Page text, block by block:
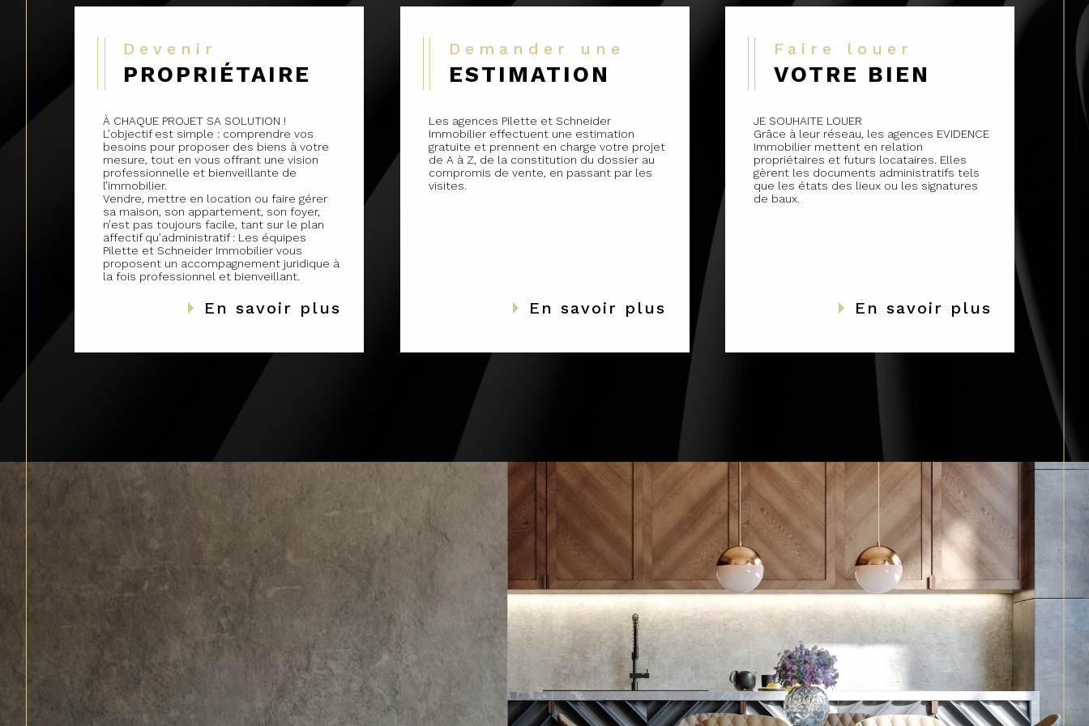
Devenir
PROPRIÉTAIRE
À CHAQUE PROJET SA SOLUTION !
L’objectif est simple : comprendre vos
besoins pour proposer des biens à votre
mesure, tout en vous offrant une vision
professionnelle et bienveillante de
l’immobilier.
Vendre, mettre en location ou faire gérer
sa maison, son appartement, son foyer,
n’est pas toujours facile, tant sur le plan
affectif qu’administratif : Les équipes
Pilette et Schneider Immobilier vous
proposent un accompagnement juridique à
la fois professionnel et bienveillant.
En savoir plus
Demander une
ESTIMATION
Les agences Pilette et Schneider
Immobilier effectuent une estimation
gratuite et prennent en charge votre projet
de A à Z, de la constitution du dossier au
compromis de vente, en passant par les
visites.
En savoir plus
Faire louer
VOTRE BIEN
JE SOUHAITE LOUER
Grâce à leur réseau, les agences EVIDENCE
Immobilier mettent en relation
propriétaires et futurs locataires. Elles
gèrent les documents administratifs tels
que les états des lieux ou les signatures
de baux.
En savoir plus